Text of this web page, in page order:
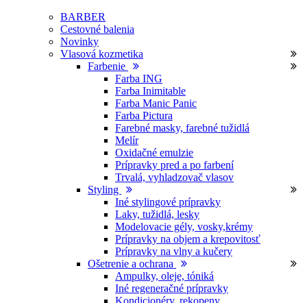
BARBER
Cestovné balenia
Novinky
Vlasová kozmetika
Farbenie
Farba ING
Farba Inimitable
Farba Manic Panic
Farba Pictura
Farebné masky, farebné tužidlá
Melír
Oxidačné emulzie
Prípravky pred a po farbení
Trvalá, vyhladzovač vlasov
Styling
Iné stylingové prípravky
Laky, tužidlá, lesky
Modelovacie gély, vosky,krémy
Prípravky na objem a krepovitosť
Prípravky na vlny a kučery
Ošetrenie a ochrana
Ampulky, oleje, tóniká
Iné regeneračné prípravky
Kondicionéry, rekopeny